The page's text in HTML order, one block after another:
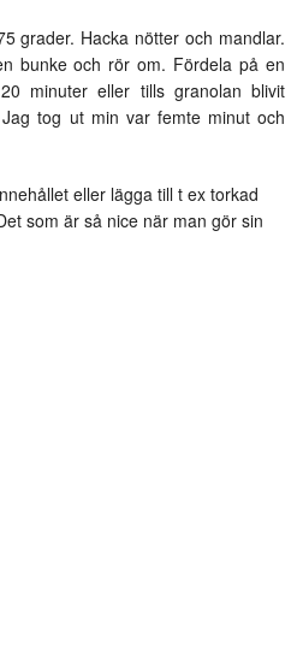
grader. Hacka nötter och mandlar.
bunke och rör om. Fördela på en
minuter eller tills granolan blivit
tog ut min var femte minut och
eller lägga till t ex torkad
som är så nice när man gör sin